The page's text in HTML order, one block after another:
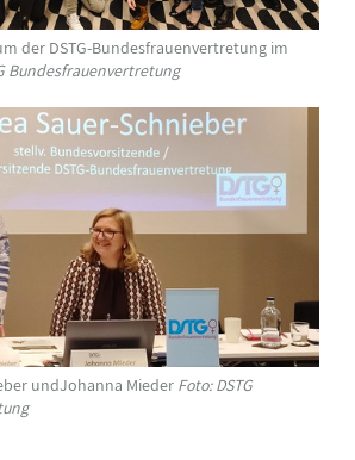
der DSTG-Bundesfrauenvertretung im
Bundesfrauenvertretung
undJohanna Mieder Foto: DSTG